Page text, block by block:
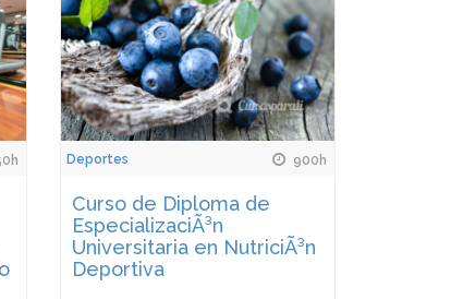
Deportes 900h
Curso de Diploma de
EspecializaciÃ³n
Universitaria en NutriciÃ³n
Deportiva